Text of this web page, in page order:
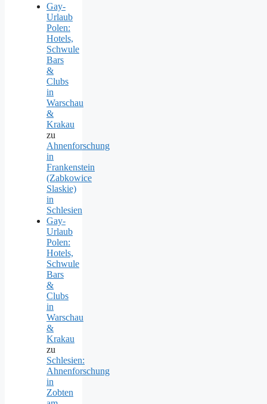
Gay-
Urlaub
Polen:
Hotels,
Schwule
Bars
&
Clubs
in
Warschau
&
Krakau
zu
Ahnenforschung
in
Frankenstein
(Zabkowice
Slaskie)
in
Schlesien
Gay-
Urlaub
Polen:
Hotels,
Schwule
Bars
&
Clubs
in
Warschau
&
Krakau
zu
Schlesien:
Ahnenforschung
in
Zobten